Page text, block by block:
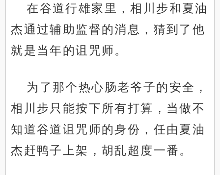
在谷道行雄家里，相川步和夏油
杰通过辅助监督的消息，猜到了他
就是当年的诅咒师。
为了那个热心肠老爷子的安全，
相川步只能按下所有打算，当做不
知道谷道诅咒师的身份，任由夏油
杰赶鸭子上架，胡乱超度一番。